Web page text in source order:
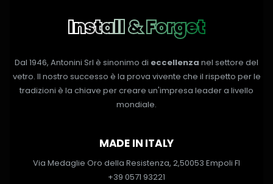
Install & Forget
Dal 1946, Antonini Srl è sinonimo di eccellenza nel settore del
vetro. Il nostro successo è la prova vivente che il rispetto per le
tradizioni è la chiave per creare un'impresa leader a livello
mondiale.
MADE IN ITALY
Via Medaglie Oro della Resistenza, 2,50053 Empoli FI
+39 0571 93221